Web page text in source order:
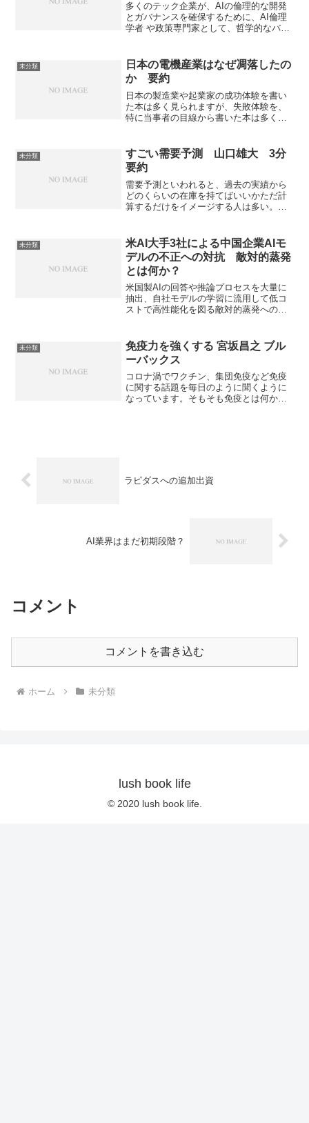
多くのテック企業が、AIの倫理的な開発
とガバナンスを確保するために、AI倫理
学者 や政策専門家として、哲学的なバッ
由や実際の需要増加の状況を知ることが
できます。
未分類
日本の電機産業はなぜ凋落したの
か 要約
日本の製造業や起業家の成功体験を書い
た本は多く見られますが、失敗体験を、
特に当事者の目線から書いた本は多くあ
り、その原因を5つの大罪と考えていま
す。５つの大罪とは何かを通じて、「日
本の電機産業はなぜ凋落したのか」を知
ることができる本になっています。
未分類
すごい需要予測 山口雄大 3分
要約
需要予測といわれると、過去の実績から
どのくらいの在庫を持てばいいかただ計
算するだけをイメージする人は多い。実
測を知ることができる。
未分類
米AI大手3社による中国企業AIモ
デルの不正への対抗 敵対的蒸発
とは何か？
米国製AIの回答や推論プロセスを大量に
抽出、自社モデルの学習に流用して低コ
ストで高性能化を図る敵対的蒸発への対
ことができます。
未分類
免疫力を強くする 宮坂昌之 ブル
ーバックス
コロナ渦でワクチン、集団免疫など免疫
に関する話題を毎日のように聞くように
なっています。そもそも免疫とは何か、
ラピダスへの追加出資
AI業界はまだ初期段階？
コメント
コメントを書き込む
ホーム 未分類
lush book life
© 2020 lush book life.